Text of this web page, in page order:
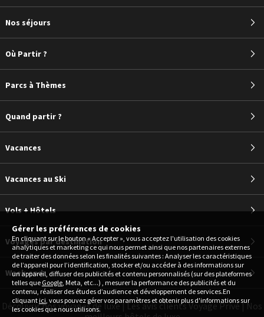
Gérer les préférences de cookies
En cliquant sur le bouton « Accepter », vous acceptez l'utilisation des cookies
analytiques et marketing ce qui nous permet ainsi que nos partenaires externes
de traiter des données selon les finalités suivantes : Analyser les caractéristiques
de l’appareil pour l’identification, stocker et/ou accéder à des informations sur
un appareil, diffuser des publicités et contenu personnalisés (sur des plateformes
telles que Google, Meta, etc...) , mesurer la performance des publicités et du
contenu, réaliser des études d’audience et développement de services.En
cliquant ici, vous pouvez gérer vos paramètres et obtenir plus d'informations sur
les cookies que nous utilisons.
Nos séjours
Où Partir ?
Parcs à Thèmes
Quand partir ?
Vacances
Vacances au Ski
Vols + Hôtels
Voyages par destination
Week-end
Découvrir nos voyages de luxe|Les avis clients Voyage Privé|Nos